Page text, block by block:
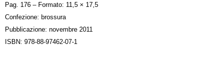
Pag. 176 – Formato: 11,5 × 17,5
Confezione: brossura
Pubblicazione: novembre 2011
ISBN: 978-88-97462-07-1